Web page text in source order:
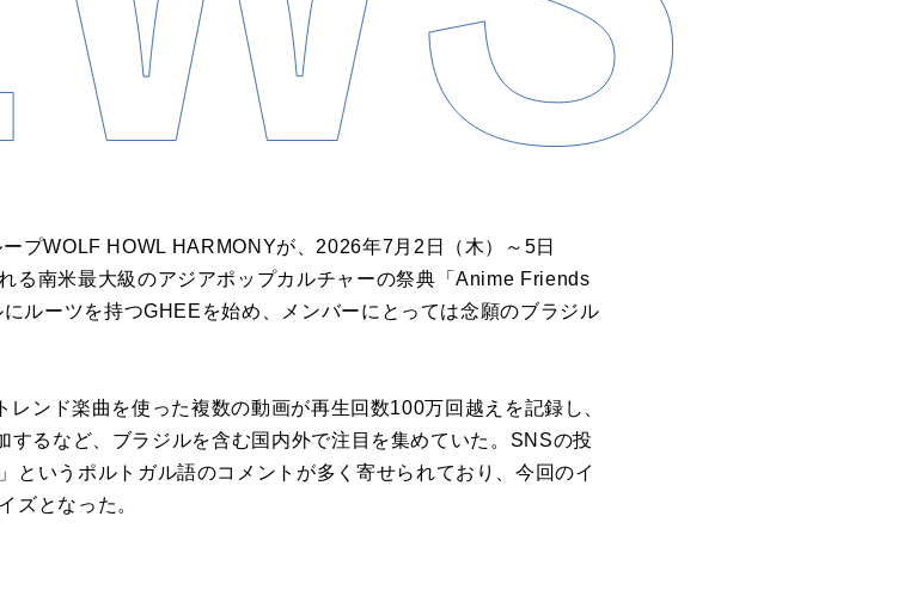
プWOLF HOWL HARMONYが、2026年7月2日（木）～5日
る南米最大級のアジアポップカルチャーの祭典「Anime Friends
ルーツを持つGHEEを始め、メンバーにとっては念願のブラジル
ンド楽曲を使った複数の動画が再生回数100万回越えを記録し、
るなど、ブラジルを含む国内外で注目を集めていた。SNSの投
というポルトガル語のコメントが多く寄せられており、今回のイ
ズとなった。